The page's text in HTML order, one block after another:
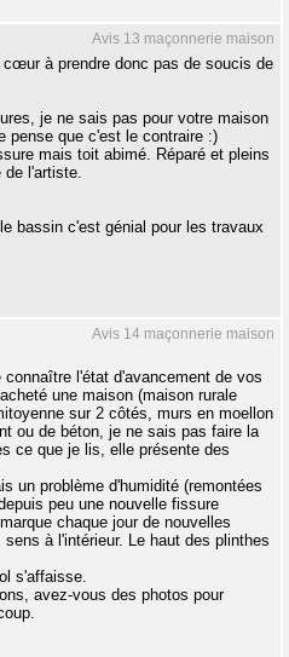
Avis 13 maçonnerie maison
cœur à prendre donc pas de soucis de
je ne sais pas pour votre maison
pense que c'est le contraire :)
mais toit abimé. Réparé et pleins
de l'artiste.
bassin c'est génial pour les travaux
Avis 14 maçonnerie maison
l'état d'avancement de vos
une maison (maison rurale
sur 2 côtés, murs en moellon
ou de béton, je ne sais pas faire la
ce que je lis, elle présente des
un problème d'humidité (remontées
peu une nouvelle fissure
chaque jour de nouvelles
à l'intérieur. Le haut des plinthes
s'affaisse.
avez-vous des photos pour